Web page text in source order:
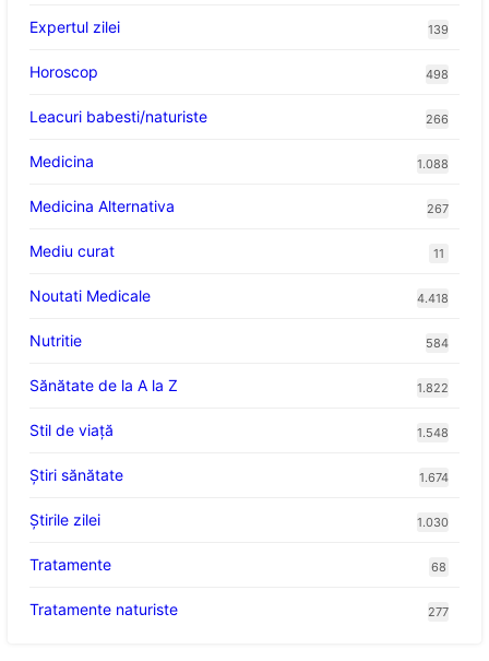
Expertul zilei 139
Horoscop 498
Leacuri babesti/naturiste 266
Medicina 1.088
Medicina Alternativa 267
Mediu curat 11
Noutati Medicale 4.418
Nutritie 584
Sănătate de la A la Z 1.822
Stil de viaţă 1.548
Ştiri sănătate 1.674
Știrile zilei 1.030
Tratamente 68
Tratamente naturiste 277